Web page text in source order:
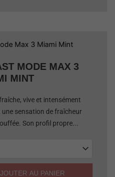
MODE MAX 3
MINT
vive et intensément
sensation de fraîcheur
Son profil propre...
AU PANIER